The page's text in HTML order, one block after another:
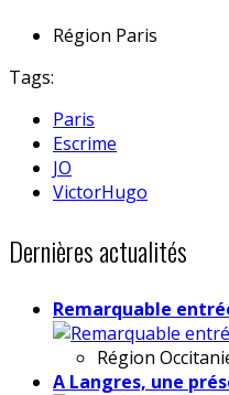
Région Paris
Tags:
Paris
Escrime
JO
VictorHugo
Dernières actualités
Remarquable
Région
A Langres, une